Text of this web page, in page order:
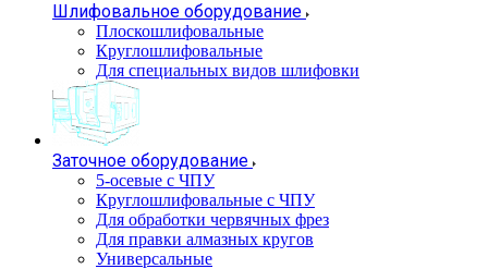
Шлифовальное оборудование
Плоскошлифовальные
Круглошлифовальные
Для специальных видов шлифовки
Заточное оборудование
5-осевые с ЧПУ
Круглошлифовальные с ЧПУ
Для обработки червячных фрез
Для правки алмазных кругов
Универсальные